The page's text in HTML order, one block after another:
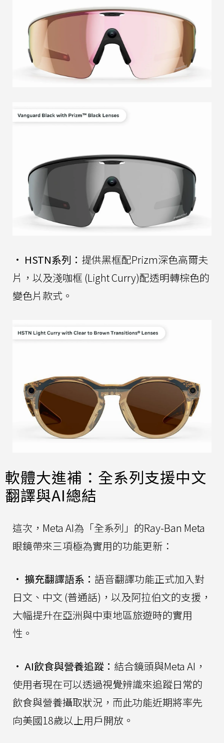
• HSTN系列： 提供黑框配Prizm深色高爾夫
片，以及淺咖框 (Light Curry)配透明轉棕色的
變色片款式。
軟體大進補：全系列支援中文
翻譯與AI總結
這次，Meta AI為「全系列」的Ray-Ban Meta
眼鏡帶來三項極為實用的功能更新：
• 擴充翻譯語系： 語音翻譯功能正式加入對
日文、中文 (普通話)，以及阿拉伯文的支援，
大幅提升在亞洲與中東地區旅遊時的實用
性。
• AI飲食與營養追蹤： 結合鏡頭與Meta AI，
使用者現在可以透過視覺辨識來追蹤日常的
飲食與營養攝取狀況，而此功能近期將率先
向美國18歲以上用戶開放。